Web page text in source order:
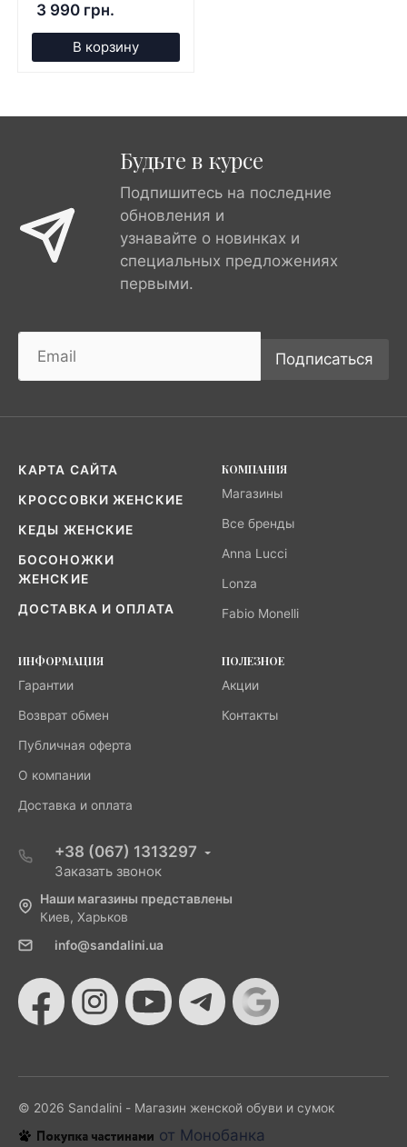
3 990 грн.
В корзину
Будьте в курсе
Подпишитесь на последние
обновления и
узнавайте о новинках и
специальных предложениях
первыми.
Подписаться
КАРТА САЙТА
КРОССОВКИ ЖЕНСКИЕ
КЕДЫ ЖЕНСКИЕ
БОСОНОЖКИ
ЖЕНСКИЕ
ДОСТАВКА И ОПЛАТА
КОМПАНИЯ
Магазины
Все бренды
Anna Lucci
Lonza
Fabio Monelli
ИНФОРМАЦИЯ
Гарантии
Возврат обмен
Публичная оферта
О компании
Доставка и оплата
ПОЛЕЗНОЕ
Акции
Контакты
+38 (067) 1313297
Заказать звонок
Наши магазины представлены
Киев, Харьков
info@sandalini.ua
© 2026 Sandalini - Магазин женской обуви и сумок
от Монобанка